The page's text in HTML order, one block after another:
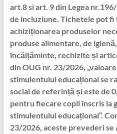
art.8 si art. 9 din Legea
de incluziune. Tichetele pot
achiziționarea produselor
produse alimentare, de
încălțăminte, rechizite și
din OUG nr. 23/2026,
stimulentului educațional se
social de referință și este de
pentru fiecare copil înscris la
stimulentului educațional”.
23/2026, aceste prevederi se